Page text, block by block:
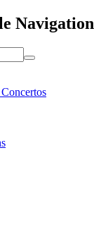
Navigation